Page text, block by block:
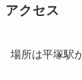
アクセス
場所は平塚駅